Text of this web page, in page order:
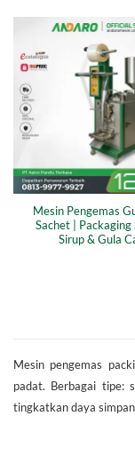
Mesin Pengemas
Sachet | Packaging
Sirup & Gula
Mesin pengemas
padat. Berbagai tipe:
tingkatkan daya